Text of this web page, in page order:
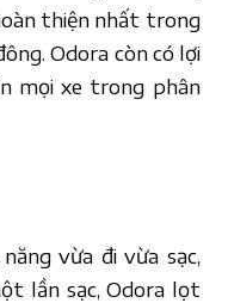
thiện nhất trong
Odora còn có lợi
mọi xe trong phân
vừa đi vừa sạc,
lần sạc, Odora lọt